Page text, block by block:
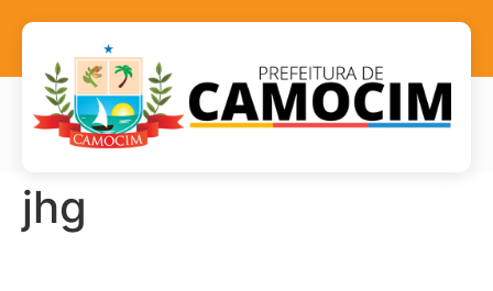
jhg